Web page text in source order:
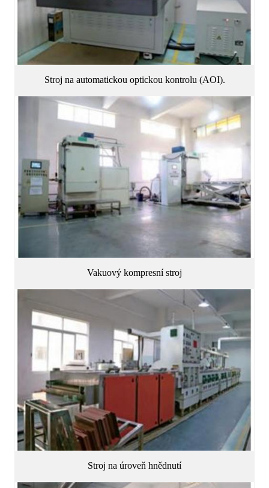
Stroj na automatickou optickou kontrolu (AOI).
Vakuový kompresní stroj
Stroj na úroveň hnědnutí